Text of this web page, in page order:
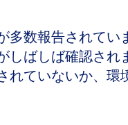
多数報告されてい
しばしば確認され
れていないか、環